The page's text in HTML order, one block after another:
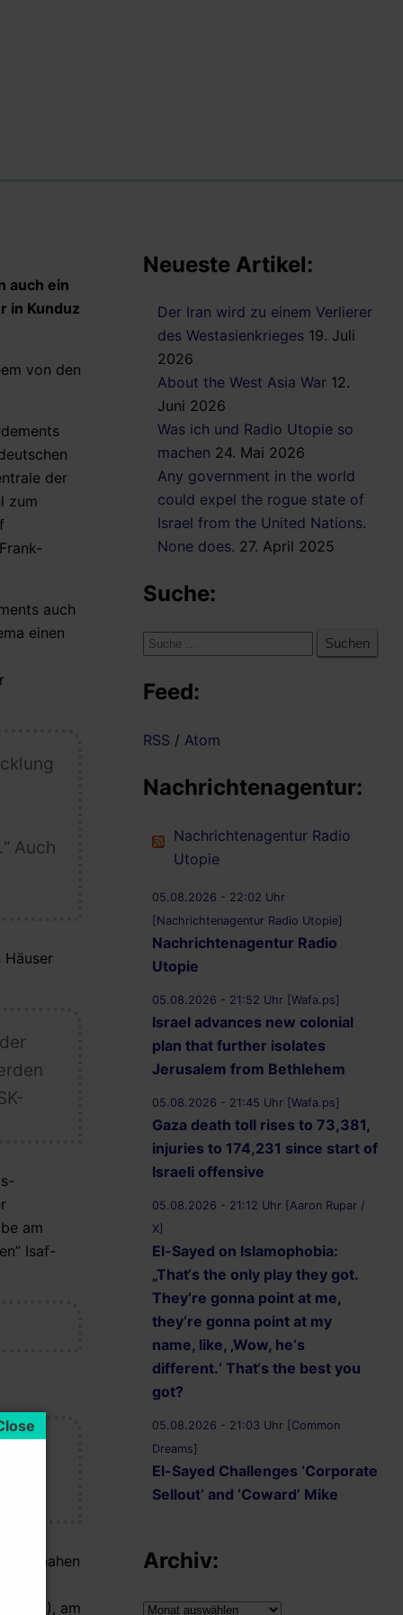
auch ein
in Kunduz
von den
der
zum
auch
einen
Auch
am
Isaf-
im
(3), am
Neueste Artikel:
Der Iran wird zu einem Verlierer
des Westasienkrieges 19. Juli
2026
About the West Asia War 12.
Juni 2026
Was ich und Radio Utopie so
machen 24. Mai 2026
Any government in the world
could expel the rogue state of
Israel from the United Nations.
None does. 27. April 2025
Suche:
Suche
Feed:
RSS / Atom
Nachrichtenagentur:
Nachrichtenagentur Radio
Utopie
05.08.2026 - 22:02 Uhr
[Nachrichtenagentur Radio Utopie]
Nachrichtenagentur Radio
Utopie
05.08.2026 - 21:52 Uhr [Wafa.ps]
Israel advances new colonial
plan that further isolates
Jerusalem from Bethlehem
05.08.2026 - 21:45 Uhr [Wafa.ps]
Gaza death toll rises to 73,381,
injuries to 174,231 since start of
Israeli offensive
05.08.2026 - 21:12 Uhr [Aaron Rupar /
X]
El-Sayed on Islamophobia:
„That‘s the only play they got.
They‘re gonna point at me,
they‘re gonna point at my
name, like, ‚Wow, he‘s
different.‘ That‘s the best you
got?
05.08.2026 - 21:03 Uhr [Common
Dreams]
El-Sayed Challenges ‘Corporate
Sellout’ and ‘Coward’ Mike
05.08.2026 - 20:36 Uhr
Dr. Abdul El-Sayed Wins
Archiv:
Archiv: